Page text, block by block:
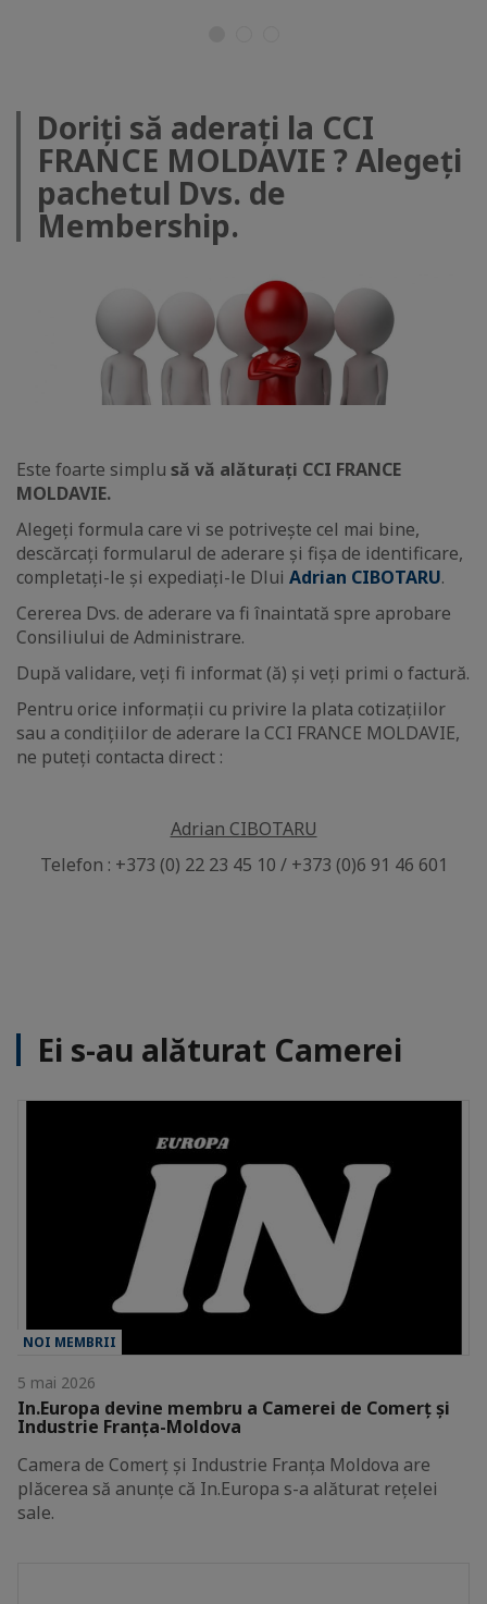
Doriți să aderați la CCI
FRANCE MOLDAVIE ? Alegeți
pachetul Dvs. de
Membership.
Este foarte simplu să vă alăturați CCI FRANCE
MOLDAVIE.
Alegeți formula care vi se potrivește cel mai bine,
descărcați formularul de aderare și fișa de identificare,
completați-le și expediați-le Dlui Adrian CIBOTARU.
Cererea Dvs. de aderare va fi înaintată spre aprobare
Consiliului de Administrare.
După validare, veți fi informat (ă) și veți primi o factură.
Pentru orice informații cu privire la plata cotizațiilor
sau a condițiilor de aderare la CCI FRANCE MOLDAVIE,
ne puteți contacta direct :
Adrian CIBOTARU
Telefon : +373 (0) 22 23 45 10 / +373 (0)6 91 46 601
Ei s-au alăturat Camerei
NOI MEMBRII
5 mai 2026
In.Europa devine membru a Camerei de Comerț și
Industrie Franța-Moldova
Camera de Comerț și Industrie Franța Moldova are
plăcerea să anunțe că In.Europa s-a alăturat rețelei
sale.